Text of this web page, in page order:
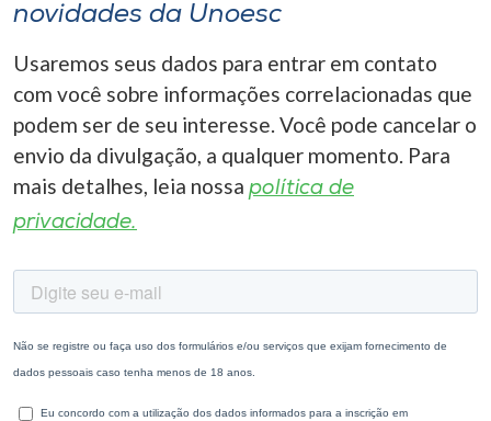
novidades da Unoesc
Usaremos seus dados para entrar em contato
com você sobre informações correlacionadas que
podem ser de seu interesse. Você pode cancelar o
envio da divulgação, a qualquer momento. Para
mais detalhes, leia nossa política de
privacidade.